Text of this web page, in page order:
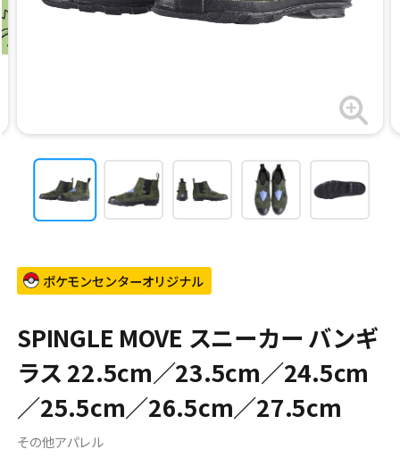
ポケモンセンターオリジナル
SPINGLE MOVE スニーカー バンギ
ラス 22.5cm／23.5cm／24.5cm
／25.5cm／26.5cm／27.5cm
その他アパレル